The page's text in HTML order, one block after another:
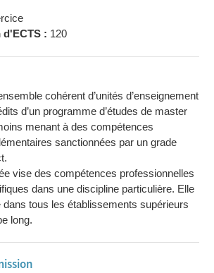
d'ECTS : 120
cohérent d’unités d’enseignement
d’un programme d’études de master
menant à des compétences
sanctionnées par un grade
vise des compétences professionnelles
dans une discipline particulière. Elle
dans tous les établissements supérieurs
long.